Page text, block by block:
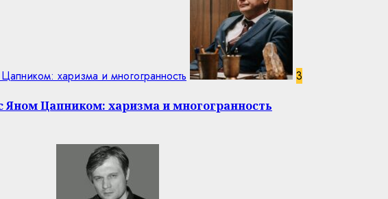
харизма и многогранность 3
Цапником: харизма и многогранность